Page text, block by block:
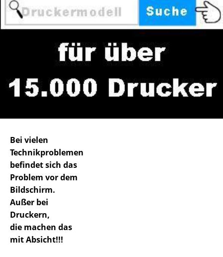
Bei vielen
Technikproblemen
befindet sich das
Problem vor dem
Bildschirm.
Außer bei
Druckern,
die machen das
mit Absicht!!!